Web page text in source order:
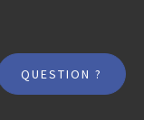
QUESTION ?